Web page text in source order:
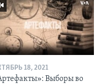
18, 2021
Выборы во